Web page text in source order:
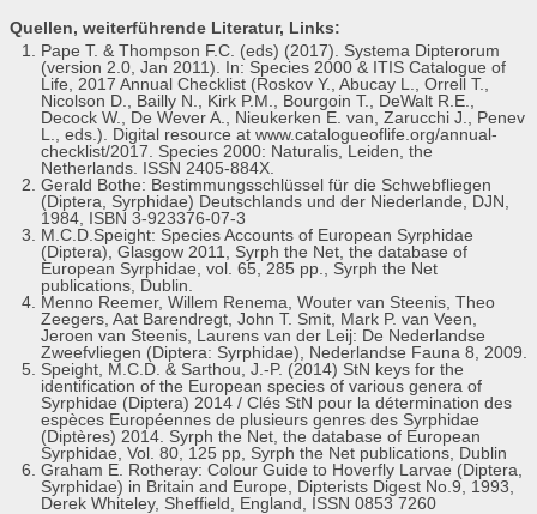
Quellen, weiterführende Literatur, Links:
Pape T. & Thompson F.C. (eds) (2017). Systema Dipterorum
(version 2.0, Jan 2011). In: Species 2000 & ITIS Catalogue of
Life, 2017 Annual Checklist (Roskov Y., Abucay L., Orrell T.,
Nicolson D., Bailly N., Kirk P.M., Bourgoin T., DeWalt R.E.,
Decock W., De Wever A., Nieukerken E. van, Zarucchi J., Penev
L., eds.). Digital resource at www.catalogueoflife.org/annual-
checklist/2017. Species 2000: Naturalis, Leiden, the
Netherlands. ISSN 2405-884X.
Gerald Bothe: Bestimmungsschlüssel für die Schwebfliegen
(Diptera, Syrphidae) Deutschlands und der Niederlande, DJN,
1984, ISBN 3-923376-07-3
M.C.D.Speight: Species Accounts of European Syrphidae
(Diptera), Glasgow 2011, Syrph the Net, the database of
European Syrphidae, vol. 65, 285 pp., Syrph the Net
publications, Dublin.
Menno Reemer, Willem Renema, Wouter van Steenis, Theo
Zeegers, Aat Barendregt, John T. Smit, Mark P. van Veen,
Jeroen van Steenis, Laurens van der Leij: De Nederlandse
Zweefvliegen (Diptera: Syrphidae), Nederlandse Fauna 8, 2009.
Speight, M.C.D. & Sarthou, J.-P. (2014) StN keys for the
identification of the European species of various genera of
Syrphidae (Diptera) 2014 / Clés StN pour la détermination des
espèces Européennes de plusieurs genres des Syrphidae
(Diptères) 2014. Syrph the Net, the database of European
Syrphidae, Vol. 80, 125 pp, Syrph the Net publications, Dublin
Graham E. Rotheray: Colour Guide to Hoverfly Larvae (Diptera,
Syrphidae) in Britain and Europe, Dipterists Digest No.9, 1993,
Derek Whiteley, Sheffield, England, ISSN 0853 7260